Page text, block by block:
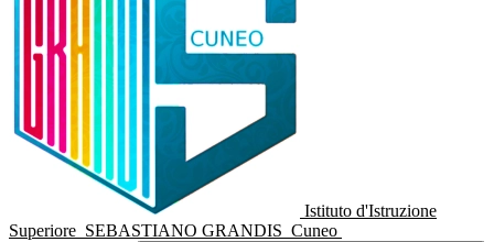
Istituto d'Istruzione
Superiore SEBASTIANO GRANDIS Cuneo